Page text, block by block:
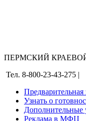
ПЕРМСКИЙ
Тел. 8-800-23-43-275 |
Предварительная
Узнать о
Дополнительные
Реклама в МФЦ